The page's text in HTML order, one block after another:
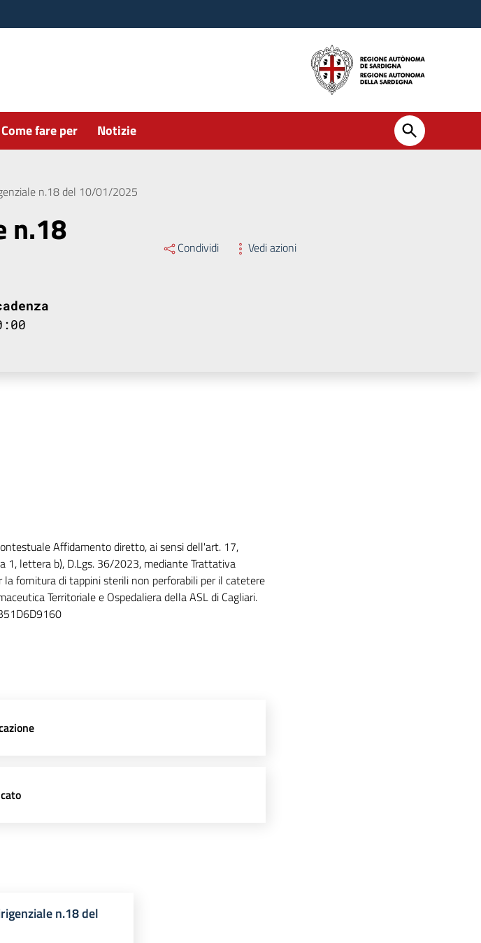
Come fare per Notizie
n.18 del 10/01/2025
n.18 Condividi Vedi azioni
Affidamento diretto, ai sensi dell'art. 17,
1, lettera b), D.Lgs. 36/2023, mediante Trattativa
fornitura di tappini sterili non perforabili per il catetere
Territoriale e Ospedaliera della ASL di Cagliari.
n.18 del